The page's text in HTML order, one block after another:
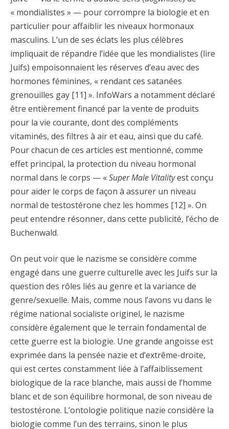
« mondialistes » — pour corrompre la biologie et en
particulier pour affaiblir les niveaux hormonaux
masculins. L’un de ses éclats les plus célèbres
impliquait de répandre l’idée que les mondialistes (lire
Juifs) empoisonnaient les réserves d’eau avec des
hormones féminines, « rendant ces satanées
grenouilles gay [11] ». InfoWars a notamment déclaré
être entièrement financé par la vente de produits
pour la vie courante, dont des compléments
vitaminés, des filtres à air et eau, ainsi que du café.
Pour chacun de ces articles est mentionné, comme
effet principal, la protection du niveau hormonal
normal dans le corps — «Super Male Vitalityest conçu
pour aider le corps de façon à assurer un niveau
normal de testostérone chez les hommes [12] ». On
peut entendre résonner, dans cette publicité, l’écho de
Buchenwald.
On peut voir que le nazisme se considère comme
engagé dans une guerre culturelle avec les Juifs sur la
question des rôles liés au genre et la variance de
genre/sexuelle. Mais, comme nous l’avons vu dans le
régime national socialiste originel, le nazisme
considère également que le terrain fondamental de
cette guerre est la biologie. Une grande angoisse est
exprimée dans la pensée nazie et d’extrême-droite,
qui est certes constamment liée à l’affaiblissement
biologique de la race blanche, mais aussi de l’homme
blanc et de son équilibre hormonal, de son niveau de
testostérone. L’ontologie politique nazie considère la
biologie comme l’un des terrains, sinon le plus